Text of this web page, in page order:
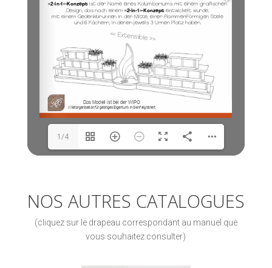
1/4
NOS AUTRES CATALOGUES
(cliquez sur le drapeau correspondant au manuel que
vous souhaitez consulter)